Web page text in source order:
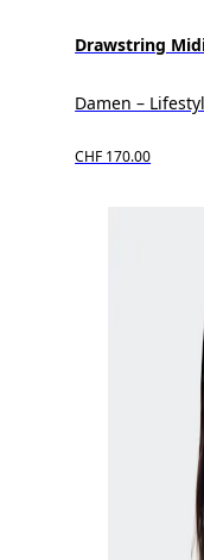
Drawstring
Damen –
CHF 170.00